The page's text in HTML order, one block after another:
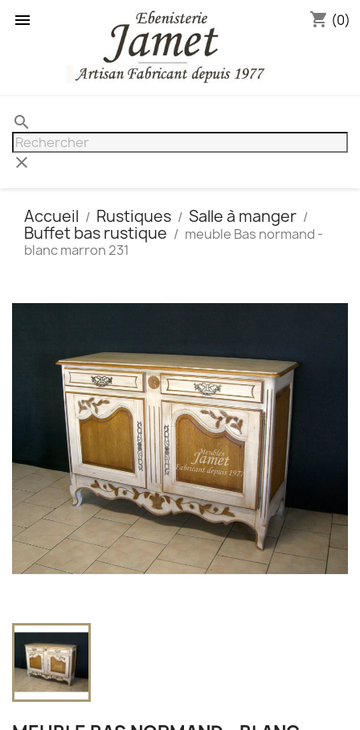
 shopping_cart (0)
search
clear
Accueil Rustiques
Salle à manger
Buffet bas rustique
meuble Bas normand -
blanc marron 231